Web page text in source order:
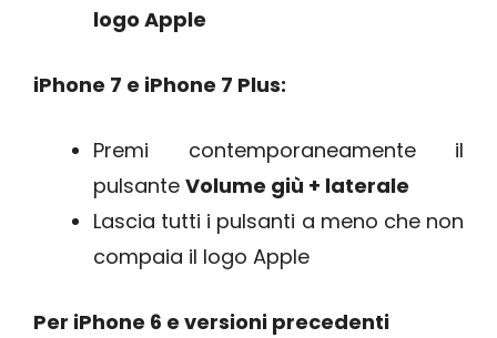
logo Apple
iPhone 7 e iPhone 7 Plus:
Premi contemporaneamente il
pulsante Volume giù + laterale
Lascia tutti i pulsanti a meno che non
compaia il logo Apple
Per iPhone 6 e versioni precedenti